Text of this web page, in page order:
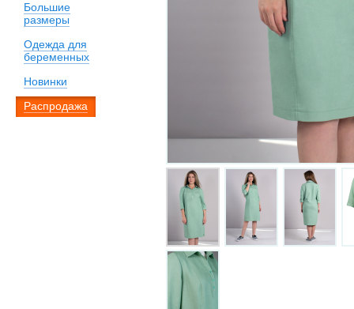
Большие
размеры
Одежда для
беременных
Новинки
Распродажа